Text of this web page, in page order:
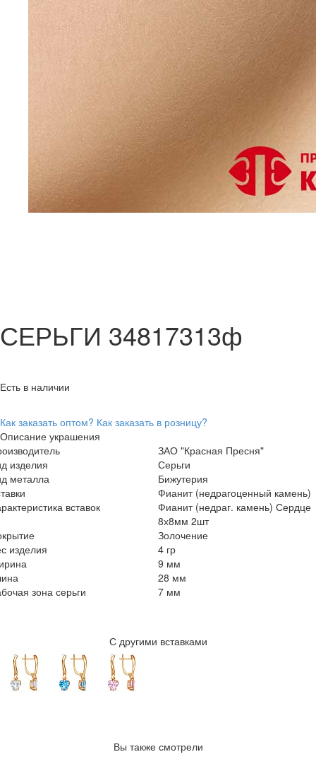
СЕРЬГИ 34817313ф
Есть в наличии
Как заказать оптом? Как заказать в розницу?
Описание украшения
ЗАО "Красная Пресня"
изделия
Серьги
металла
Бижутерия
Фианит (недрагоценный камень)
вставок
Фианит (недраг. камень) Сердце
8х8мм 2шт
Золочение
изделия
4 гр
9 мм
28 мм
зона серьги
7 мм
С другими вставками
Вы также смотрели